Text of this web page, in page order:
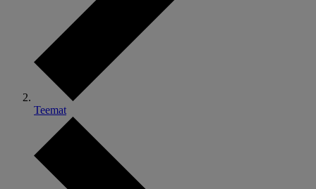
Teemat